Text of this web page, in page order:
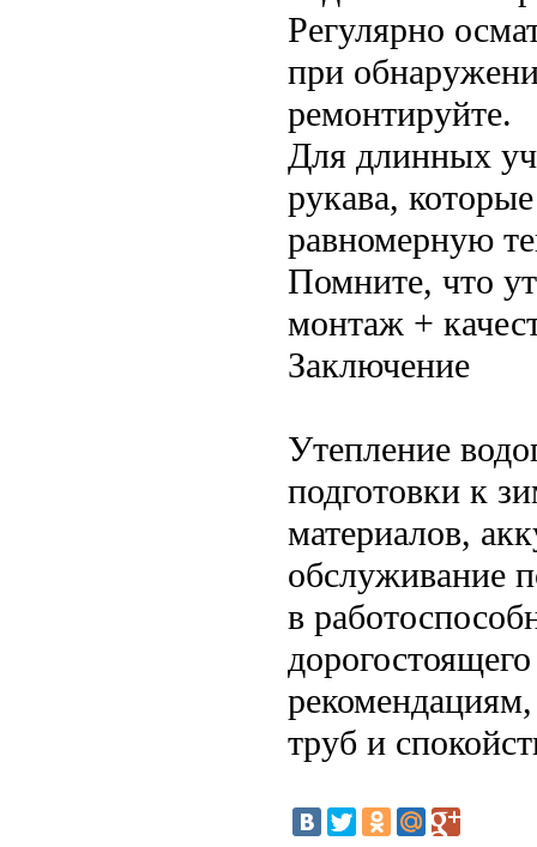
Регулярно
при
ремонтируйте.
Для длинных
рукава,
равномерную
Помните, что
монтаж +
Заключение
Утепление
подготовки к
материалов,
обслуживание
в
труб и